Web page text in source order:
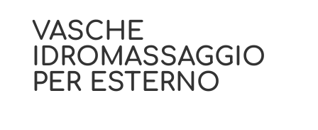
VASCHE
IDROMASSAGGIO
PER ESTERNO